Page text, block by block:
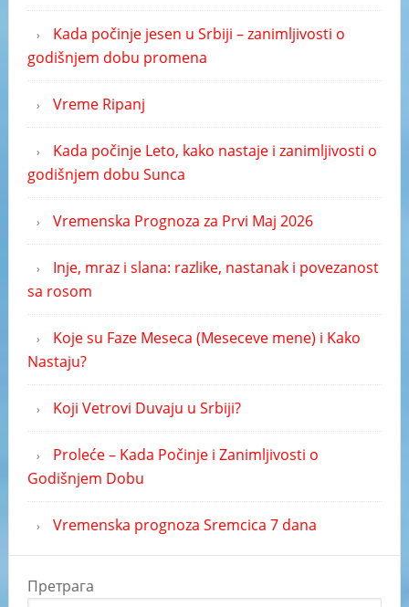
Kada počinje jesen u Srbiji – zanimljivosti o
godišnjem dobu promena
Vreme Ripanj
Kada počinje Leto, kako nastaje i zanimljivosti o
godišnjem dobu Sunca
Vremenska Prognoza za Prvi Maj 2026
Inje, mraz i slana: razlike, nastanak i povezanost
sa rosom
Koje su Faze Meseca (Meseceve mene) i Kako
Nastaju?
Koji Vetrovi Duvaju u Srbiji?
Proleće – Kada Počinje i Zanimljivosti o
Godišnjem Dobu
Vremenska prognoza Sremcica 7 dana
Претрага